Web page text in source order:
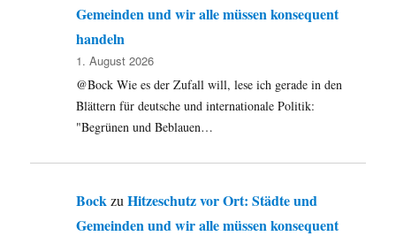
Gemeinden und wir alle müssen konsequent
handeln
1. August 2026
@Bock Wie es der Zufall will, lese ich gerade in den
Blättern für deutsche und internationale Politik:
"Begrünen und Beblauen…
BockzuHitzeschutz vor Ort: Städte und
Gemeinden und wir alle müssen konsequent